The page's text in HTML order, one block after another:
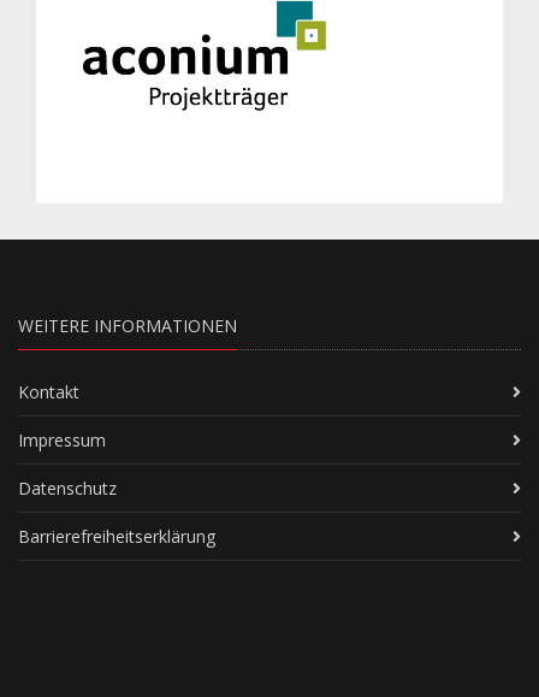
WEITERE INFORMATIONEN
Kontakt
Impressum
Datenschutz
Barrierefreiheitserklärung